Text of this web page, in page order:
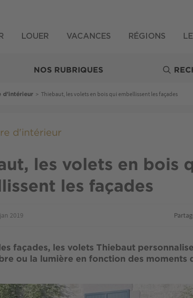
LOUER VACANCES RÉGIONS
NOS RUBRIQUES
d'intérieur > Thiebaut, les volets en bois qui embellissent les façades
d'intérieur
les volets en bois
les façades
2019
façades, les volets Thiebaut
ou la lumière en fonction des moments